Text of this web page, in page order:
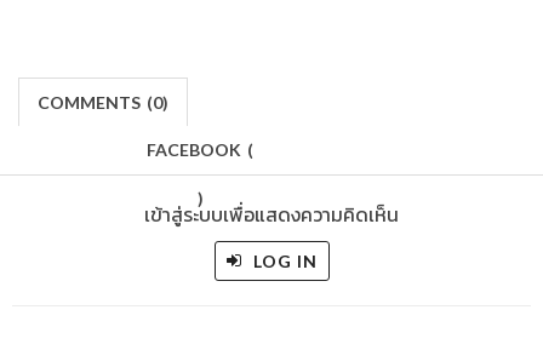
COMMENTS (0)
FACEBOOK (
)
เข้าสู่ระบบเพื่อแสดงความคิดเห็น
LOG IN